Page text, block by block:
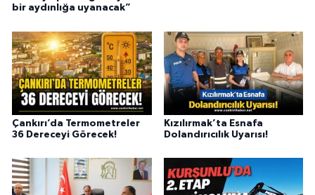
bir aydınlığa uyanacak”
Çankırı’da Termometreler
36 Dereceyi Görecek!
Kızılırmak’ta Esnafa
Dolandırıcılık Uyarısı!